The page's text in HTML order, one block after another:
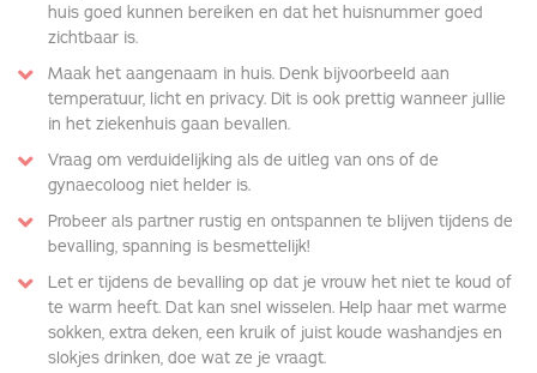
huis goed kunnen bereiken en dat het huisnummer goed
zichtbaar is.
Maak het aangenaam in huis. Denk bijvoorbeeld aan
temperatuur, licht en privacy. Dit is ook prettig wanneer jullie
in het ziekenhuis gaan bevallen.
Vraag om verduidelijking als de uitleg van ons of de
gynaecoloog niet helder is.
Probeer als partner rustig en ontspannen te blijven tijdens de
bevalling, spanning is besmettelijk!
Let er tijdens de bevalling op dat je vrouw het niet te koud of
te warm heeft. Dat kan snel wisselen. Help haar met warme
sokken, extra deken, een kruik of juist koude washandjes en
slokjes drinken, doe wat ze je vraagt.